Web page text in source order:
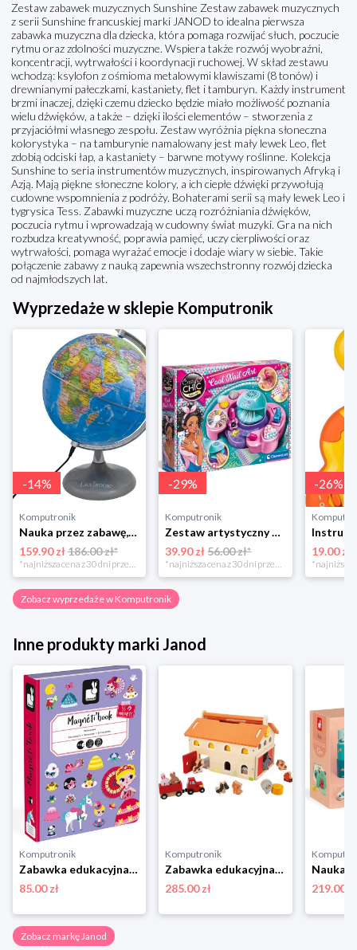
Zestaw zabawek muzycznych Sunshine Zestaw zabawek muzycznych
z serii Sunshine francuskiej marki JANOD to idealna pierwsza
zabawka muzyczna dla dziecka, która pomaga rozwijać słuch, poczucie
rytmu oraz zdolności muzyczne. Wspiera także rozwój wyobraźni,
koncentracji, wytrwałości i koordynacji ruchowej. W skład zestawu
wchodzą: ksylofon z ośmioma metalowymi klawiszami (8 tonów) i
drewnianymi pałeczkami, kastaniety, flet i tamburyn. Każdy instrument
brzmi inaczej, dzięki czemu dziecko będzie miało możliwość poznania
wielu dźwięków, a także – dzięki ilości elementów – stworzenia z
przyjaciółmi własnego zespołu. Zestaw wyróżnia piękna słoneczna
kolorystyka – na tamburynie namalowany jest mały lewek Leo, flet
zdobią odciski łap, a kastaniety – barwne motywy roślinne. Kolekcja
Sunshine to seria instrumentów muzycznych, inspirowanych Afryką i
Azją. Mają piękne słoneczne kolory, a ich ciepłe dźwięki przywołują
cudowne wspomnienia z podróży. Bohaterami serii są mały lewek Leo i
tygrysica Tess. Zabawki muzyczne uczą rozróżniania dźwięków,
poczucia rytmu i wprowadzają w cudowny świat muzyki. Gra na nich
rozbudza kreatywność, poprawia pamięć, uczy cierpliwości oraz
wytrwałości, pomaga wyrażać emocje i dodaje wiary w siebie. Takie
połączenie zabawy z nauką zapewnia wszechstronny rozwój dziecka
od najmłodszych lat.
Wyprzedaże w sklepie Komputronik
-14%
Komputronik
Nauka przez zabawę,zabawka edukacyjna,zabawka interaktywna Lexibook Globus Świecący Dzienny i Nocny PL LEXIBOOK
159.90 zł186.00 zł*
*najniższa cena z 30 dni przed obniżką
-29%
Komputronik
Zestaw artystyczny Clementoni Crazy chic Odjazdowe paznokcie 78771
39.90 zł 56.00 zł*
*najniższa cena z 30 dni przed obniżką
-26%
19.00 zł
Zobacz wyprzedaże w Komputronik
Inne produkty marki Janod
Komputronik
Zabawka edukacyjna,zabawki magnetyczne Janod Magnetibook Księżniczki
85.00 zł
Komputronik
Zabawka edukacyjna,zestaw do odgrywania ról Janod Farma Drewniana J03318
285.00 zł
219.00 zł
Zobacz markę Janod